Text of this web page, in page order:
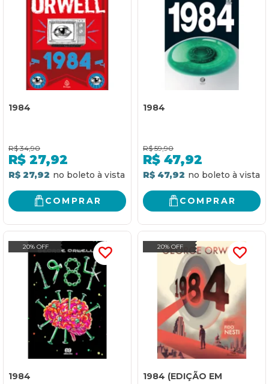
1984
R$ 34,90
R$ 27,92
R$ 27,92
COMPRAR
1984
R$ 59,90
R$ 47,92
R$ 47,92
COMPRAR
20% OFF
1984
20% OFF
1984 (EDIÇÃO EM